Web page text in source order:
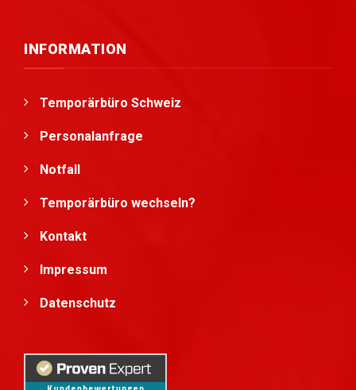
INFORMATION
Temporärbüro Schweiz
Personalanfrage
Notfall
Temporärbüro wechseln?
Kontakt
Impressum
Datenschutz